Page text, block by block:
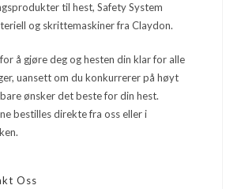
til hest, Safety System
og skrittemaskiner fra Claydon.
å gjøre deg og hesten din klar for alle
uansett om du konkurrerer på høyt
ønsker det beste for din hest.
bestilles direkte fra oss eller i
Oss